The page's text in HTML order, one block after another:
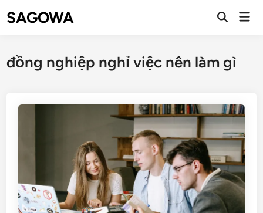
SAGOWA
đồng nghiệp nghỉ việc nên làm gì